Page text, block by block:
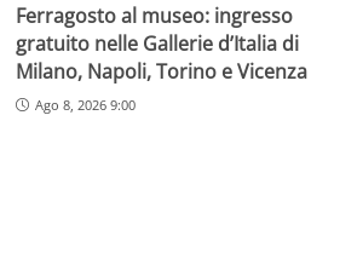
Ferragosto al museo: ingresso
gratuito nelle Gallerie d’Italia di
Milano, Napoli, Torino e Vicenza
Ago 8, 2026 9:00